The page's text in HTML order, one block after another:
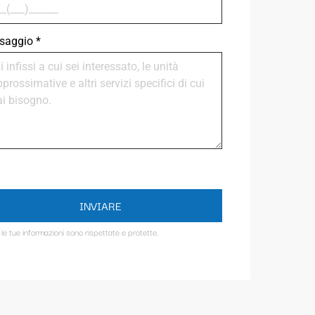
*
INVIARE
tue informazioni sono rispettate e protette.